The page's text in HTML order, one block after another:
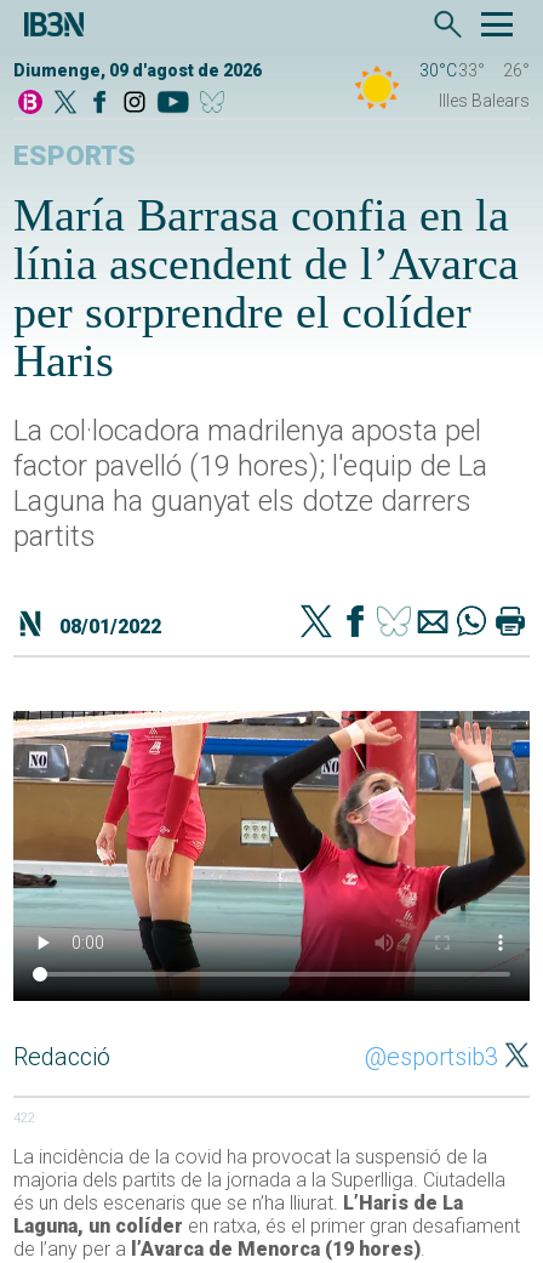
Diumenge, 09 d'agost de 2026 30°C33°
26°
Illes Balears
ESPORTS
María Barrasa confia en la
línia ascendent de l’Avarca
per sorprendre el colíder
Haris
La col·locadora madrilenya aposta pel
factor pavelló (19 hores); l'equip de La
Laguna ha guanyat els dotze darrers
partits
08/01/2022
Redacció @esportsib3
422
La incidència de la covid ha provocat la suspensió de la
majoria dels partits de la jornada a la Superlliga. Ciutadella
és un dels escenaris que se n’ha lliurat. L’Haris de La
Laguna, un colíder en ratxa, és el primer gran desafiament
de l’any per a l’Avarca de Menorca (19 hores).